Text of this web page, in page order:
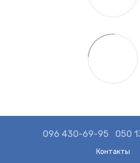
096 430-69-95 050
Контакты